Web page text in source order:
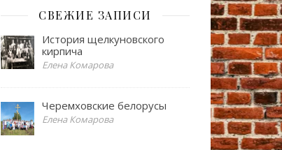
СВЕЖИЕ ЗАПИСИ
История щелкуновского
кирпича
Елена Комарова
Черемховские белорусы
Елена Комарова